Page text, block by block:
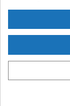
https://
kapitaal van €
GECODIS.SA
AL ONZE